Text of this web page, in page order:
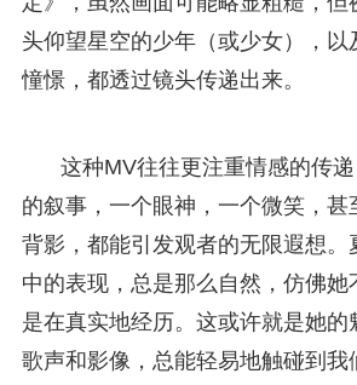
头仰望星空的少年（或少女），以
憧憬，都透过镜头传递出来。
这种MV往往更注重情感的传
的叙事，一个眼神，一个微笑，甚
背影，都能引发观者的无限遐想。
中的表现，总是那么自然，仿佛她
是在真实地经历。这或许就是她的
歌声和影像，总能轻易地触碰到我